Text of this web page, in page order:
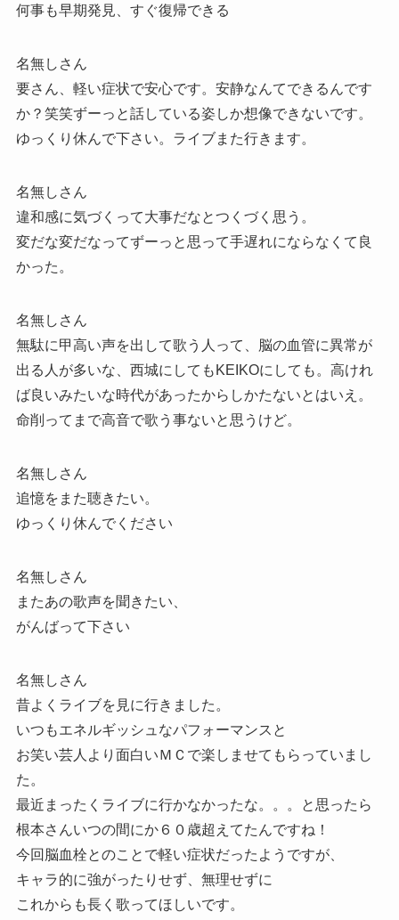
何事も早期発見、すぐ復帰できる
名無しさん
要さん、軽い症状で安心です。安静なんてできるんです
か？笑笑ずーっと話している姿しか想像できないです。
ゆっくり休んで下さい。ライブまた行きます。
名無しさん
違和感に気づくって大事だなとつくづく思う。
変だな変だなってずーっと思って手遅れにならなくて良
かった。
名無しさん
無駄に甲高い声を出して歌う人って、脳の血管に異常が
出る人が多いな、西城にしてもKEIKOにしても。高けれ
ば良いみたいな時代があったからしかたないとはいえ。
命削ってまで高音で歌う事ないと思うけど。
名無しさん
追憶をまた聴きたい。
ゆっくり休んでください
名無しさん
またあの歌声を聞きたい、
がんばって下さい
名無しさん
昔よくライブを見に行きました。
いつもエネルギッシュなパフォーマンスと
お笑い芸人より面白いＭＣで楽しませてもらっていまし
た。
最近まったくライブに行かなかったな。。。と思ったら
根本さんいつの間にか６０歳超えてたんですね！
今回脳血栓とのことで軽い症状だったようですが、
キャラ的に強がったりせず、無理せずに
これからも長く歌ってほしいです。